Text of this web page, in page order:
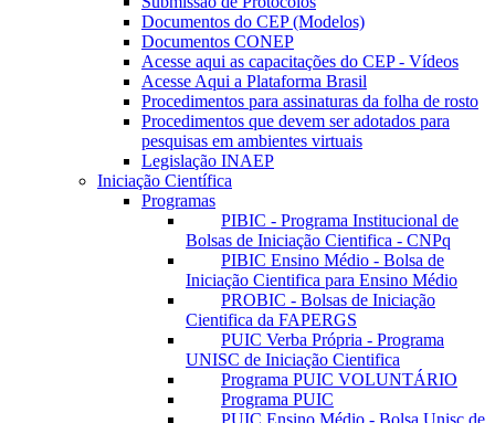
Documentos do CEP (Modelos)
Documentos CONEP
Acesse aqui as capacitações do CEP - Vídeos
Acesse Aqui a Plataforma Brasil
Procedimentos para assinaturas da folha de rosto
Procedimentos que devem ser adotados para
pesquisas em ambientes virtuais
Legislação INAEP
Iniciação Científica
Programas
PIBIC - Programa Institucional de
Bolsas de Iniciação Cientifica - CNPq
PIBIC Ensino Médio - Bolsa de
Iniciação Cientifica para Ensino Médio
PROBIC - Bolsas de Iniciação
Cientifica da FAPERGS
PUIC Verba Própria - Programa
UNISC de Iniciação Cientifica
Programa PUIC VOLUNTÁRIO
Programa PUIC